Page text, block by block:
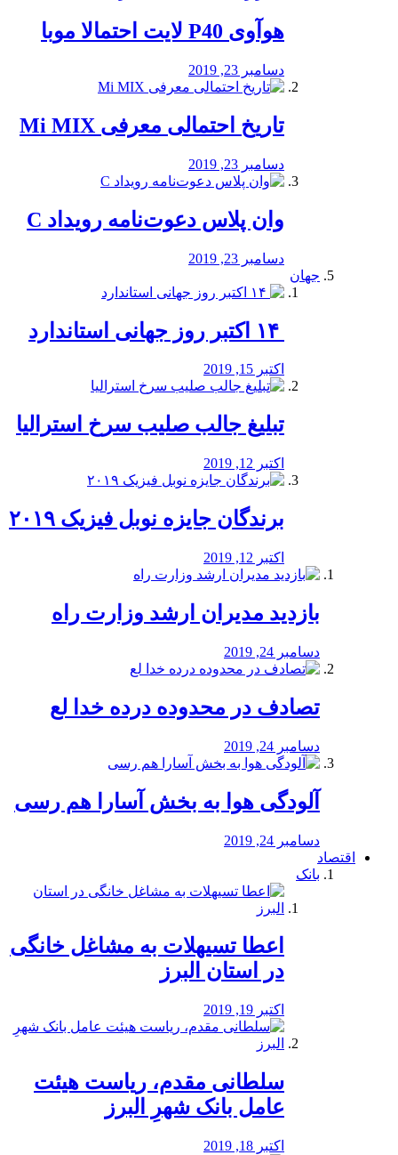
هوآوی P40 لایت احتمالا موبا
دسامبر 23, 2019
تاریخ احتمالی معرفی Mi MIX
دسامبر 23, 2019
وان پلاس دعوت‌نامه رویداد C
دسامبر 23, 2019
جهان
اکتبر 15, 2019
تبلیغ جالب صلیب سرخ استرالیا
اکتبر 12, 2019
برندگان جایزه نوبل فیزیک ۲۰۱۹
اکتبر 12, 2019
بازدید مدیران ارشد وزارت راه
دسامبر 24, 2019
تصادف در محدوده درده خدا لع
دسامبر 24, 2019
آلودگی هوا به بخش آسارا هم رسی
دسامبر 24, 2019
اقتصاد
بانک
️اعطا تسیهلات به مشاغل خانگی
در استان البرز
اکتبر 19, 2019
سلطانی مقدم، ریاست هیئت
عامل بانک شهرِ البرز
اکتبر 18, 2019